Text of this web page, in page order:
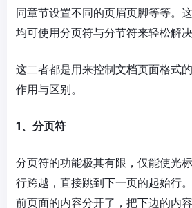
同章节设置不同的页眉页脚等等。
均可使用分页符与分节符来轻松解决
这二者都是用来控制文档页面格式
作用与区别。
1、分页符
分页符的功能极其有限，仅能使光
行跨越，直接跳到下一页的起始行
前页面的内容分开了，把下边的内